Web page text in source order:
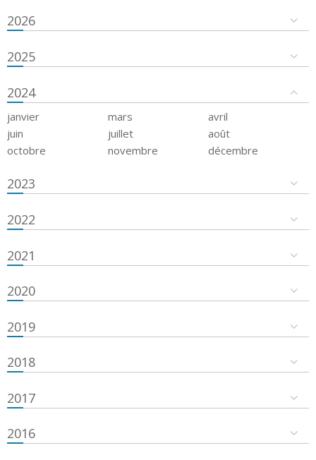
2026
2025
2024
janvier mars
avril
juin
juillet
août
octobre
novembre décembre
2023
2022
2021
2020
2019
2018
2017
2016